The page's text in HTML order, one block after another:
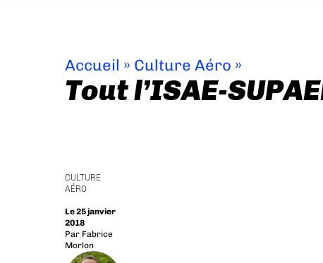
Accueil » Culture Aéro »
Tout l’ISAE-
CULTURE
AÉRO
Le 25 janvier
2018
Par Fabrice
Morlon